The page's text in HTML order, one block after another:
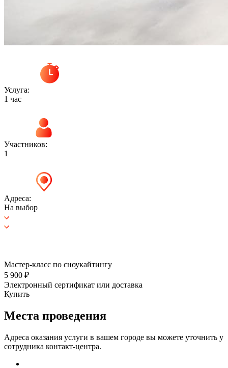
Услуга:
1 час
Участников:
1
Адреса:
На выбор
Мастер-класс по сноукайтингу
5 900 ₽
Электронный сертификат или доставка
Купить
Места проведения
Адреса оказания услуги в вашем городе вы можете уточнить у
сотрудника контакт-центра.